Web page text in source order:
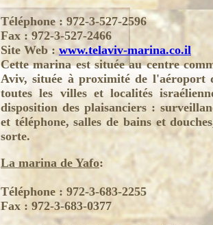
Téléphone : 972-3-527-2596
Fax : 972-3-527-2466
Site Web :www.telaviv-marina.co.il
Cette marina est située au centre
Aviv, située à proximité de l'aéroport
toutes les villes et localités
disposition des plaisanciers :
et téléphone, salles de bains et
sorte.
La marina de Yafo:
Téléphone : 972-3-683-2255
Fax : 972-3-683-0377